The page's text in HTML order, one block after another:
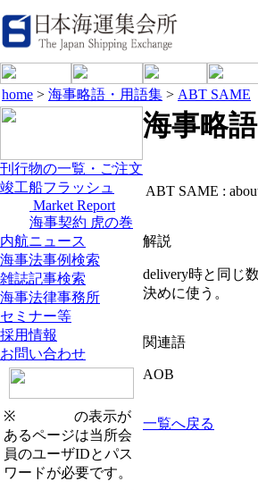
home > 海事略語・用語集 > ABT SAME
刊行物の一覧・ご注文
竣工船フラッシュ
Market Report
海事契約 虎の巻
内航ニュース
海事法事例検索
雑誌記事検索
海事法律事務所
セミナー等
採用情報
お問い合わせ
※
の表示が
あるページは当所会
員のユーザIDとパス
ワードが必要です。
海事略
ABT SAME :
解説
delivery時と同じ
決めに使う。
関連語
AOB
一覧へ戻る